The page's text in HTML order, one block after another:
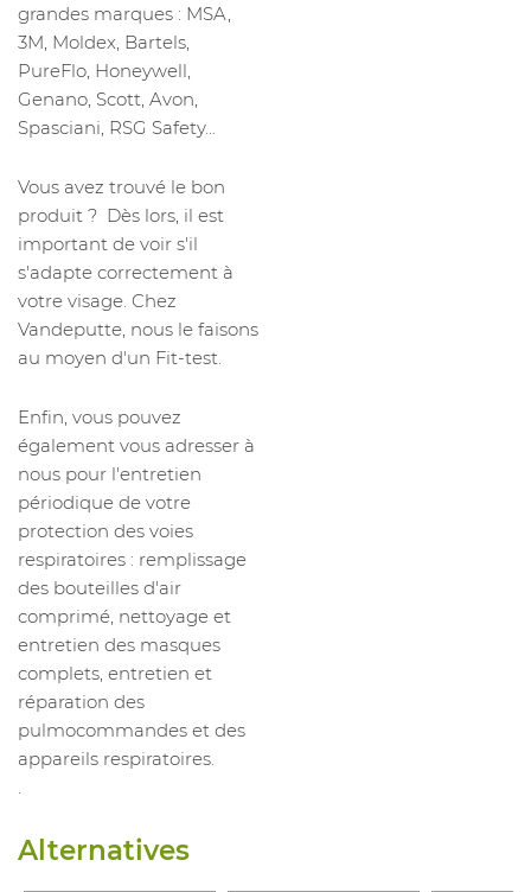
grandes marques : MSA,
3M, Moldex, Bartels,
PureFlo, Honeywell,
Genano, Scott, Avon,
Spasciani, RSG Safety...
Vous avez trouvé le bon
produit ? Dès lors, il est
important de voir s'il
s'adapte correctement à
votre visage. Chez
Vandeputte, nous le faisons
au moyen d'un Fit-test.
Enfin, vous pouvez
également vous adresser à
nous pour l'entretien
périodique de votre
protection des voies
respiratoires : remplissage
des bouteilles d'air
comprimé, nettoyage et
entretien des masques
complets, entretien et
réparation des
pulmocommandes et des
appareils respiratoires.
.
Alternatives